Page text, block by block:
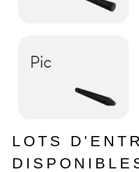
Pic
LOTS